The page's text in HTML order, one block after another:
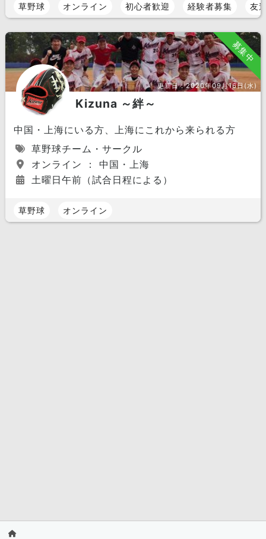
草野球 オンライン 初心者歓迎 経験者募集 友
募集中
更新日：2020年09月16日(水)
Kizuna ～絆～
中国・上海にいる方、上海にこれから来られる方
草野球チーム・サークル
オンライン ： 中国・上海
土曜日午前（試合日程による）
草野球 オンライン